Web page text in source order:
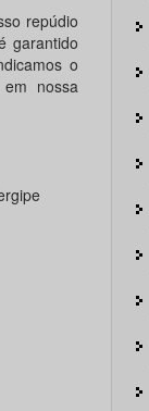
repúdio
garantido
o
nossa